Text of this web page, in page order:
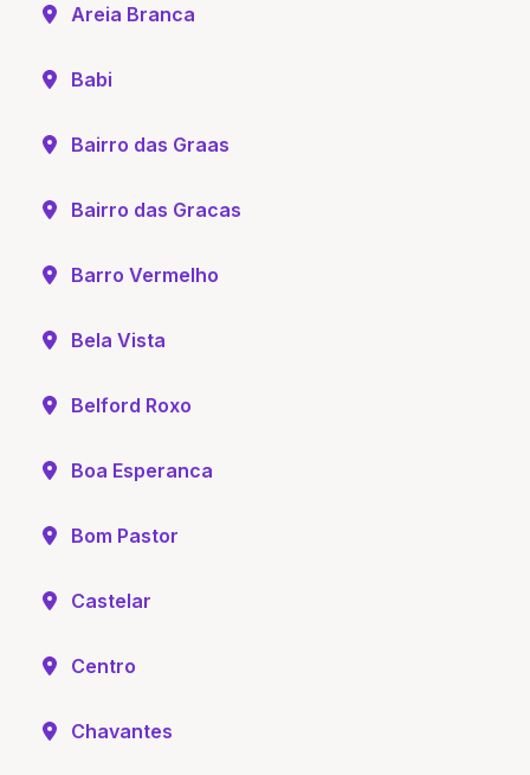
Areia Branca
Babi
Bairro das Graas
Bairro das Gracas
Barro Vermelho
Bela Vista
Belford Roxo
Boa Esperanca
Bom Pastor
Castelar
Centro
Chavantes